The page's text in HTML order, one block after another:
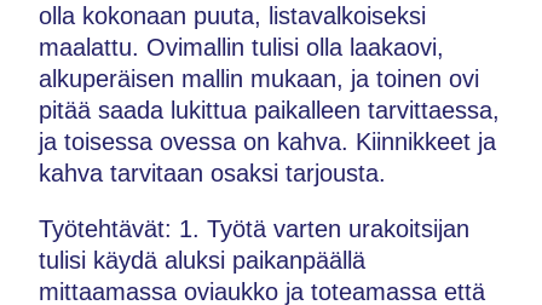
olla kokonaan puuta, listavalkoiseksi
maalattu. Ovimallin tulisi olla laakaovi,
alkuperäisen mallin mukaan, ja toinen ovi
pitää saada lukittua paikalleen tarvittaessa,
ja toisessa ovessa on kahva. Kiinnikkeet ja
kahva tarvitaan osaksi tarjousta.
Työtehtävät: 1. Työtä varten urakoitsijan
tulisi käydä aluksi paikanpäällä
mittaamassa oviaukko ja toteamassa että